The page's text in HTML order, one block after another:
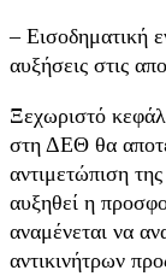
– Εισοδηματική
αυξήσεις στις
Ξεχωριστό
στη ΔΕΘ θα
αντιμετώπιση
αυξηθεί η
αναμένεται να
αντικινήτρων